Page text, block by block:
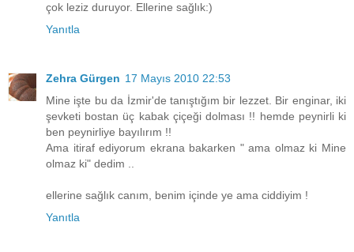
çok leziz duruyor. Ellerine sağlık:)
Yanıtla
Zehra Gürgen 17 Mayıs 2010 22:53
Mine işte bu da İzmir'de tanıştığım bir lezzet. Bir enginar, iki
şevketi bostan üç kabak çiçeği dolması !! hemde peynirli ki
ben peynirliye bayılırım !!
Ama itiraf ediyorum ekrana bakarken " ama olmaz ki Mine
olmaz ki" dedim ..
ellerine sağlık canım, benim içinde ye ama ciddiyim !
Yanıtla